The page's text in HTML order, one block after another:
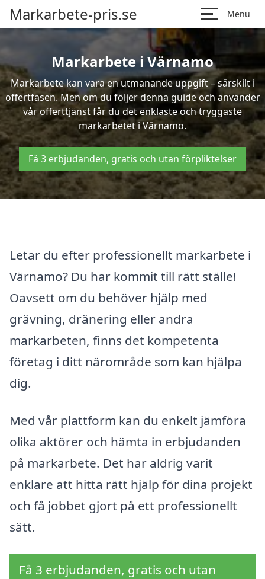
Markarbete-pris.se Menu
Markarbete i Värnamo
Markarbete kan vara en utmanande uppgift – särskilt i
offertfasen. Men om du följer denna guide och använder
vår offerttjänst får du det enklaste och tryggaste
markarbetet i Värnamo.
Få 3 erbjudanden, gratis och utan förpliktelser
Letar du efter professionellt markarbete i
Värnamo? Du har kommit till rätt ställe!
Oavsett om du behöver hjälp med
grävning, dränering eller andra
markarbeten, finns det kompetenta
företag i ditt närområde som kan hjälpa
dig.
Med vår plattform kan du enkelt jämföra
olika aktörer och hämta in erbjudanden
på markarbete. Det har aldrig varit
enklare att hitta rätt hjälp för dina projekt
och få jobbet gjort på ett professionellt
sätt.
Få 3 erbjudanden, gratis och utan